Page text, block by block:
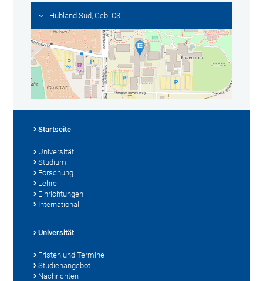
Hubland Süd, Geb. C3
Startseite
Universität
Studium
Forschung
Lehre
Einrichtungen
International
Universität
Fristen und Termine
Studienangebot
Nachrichten